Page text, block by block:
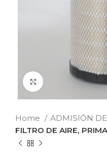
Clic para ampliar
Home ADMISIÓN
FILTRO DE AIRE,